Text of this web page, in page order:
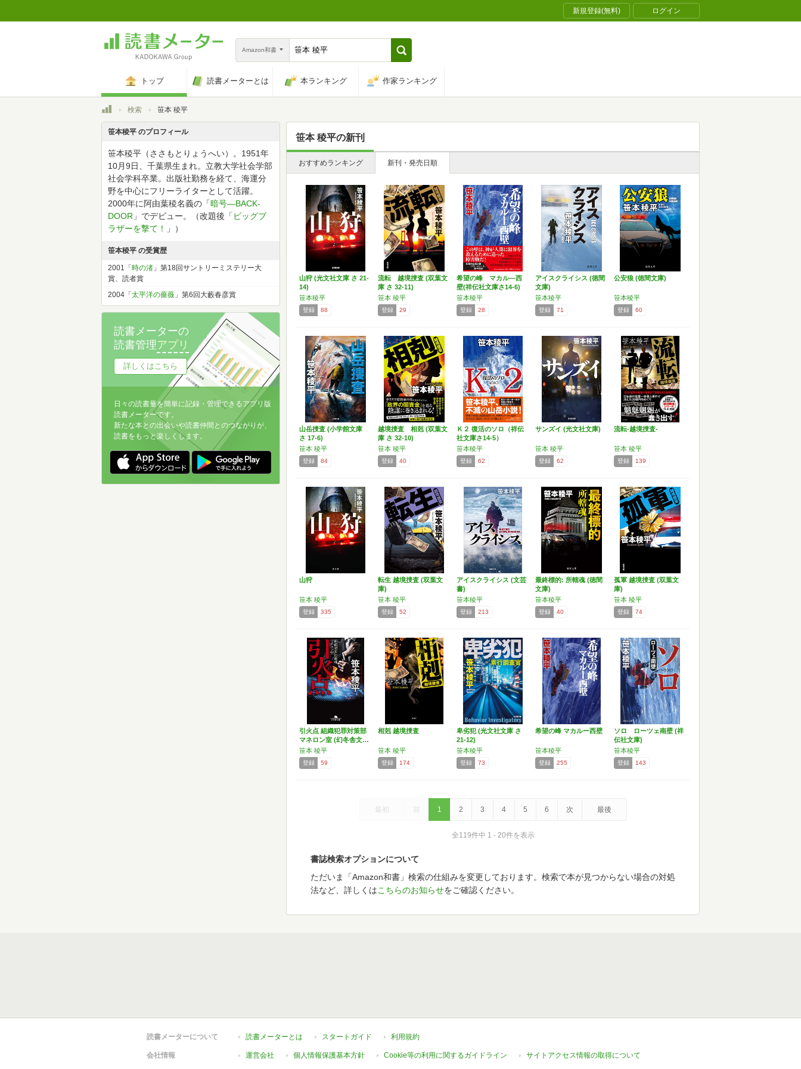
新規登録(無料) ログイン
Amazon和書
トップ 読書メーターとは 本ランキング 作家ランキング
トップ検索 笹本 稜平
笹本 稜平の新刊
おすすめランキング 新刊・発売日順
山狩 (光文社文庫 さ 21-
14)
笹本稜平
登録 88
流転 越境捜査 (双葉文
庫 さ 32-11)
笹本 稜平
登録 29
希望の峰 マカル―西
壁(祥伝社文庫さ14-6)
笹本稜平
登録 28
アイスクライシス (徳間
文庫)
笹本稜平
登録 71
公安狼 (徳間文庫)
笹本稜平
登録 60
山岳捜査 (小学館文庫
さ 17-6)
笹本 稜平
登録 84
越境捜査 相剋 (双葉文
庫 さ 32-10)
笹本 稜平
登録 40
Ｋ２ 復活のソロ（祥伝
社文庫さ14-5）
笹本稜平
登録 62
サンズイ (光文社文庫)
笹本 稜平
登録 62
流転-越境捜査-
笹本 稜平
登録 139
山狩
笹本 稜平
登録 335
転生 越境捜査 (双葉文
庫)
笹本 稜平
登録 52
アイスクライシス (文芸
書)
笹本稜平
登録 213
最終標的: 所轄魂 (徳間
文庫)
笹本稜平
登録 40
孤軍 越境捜査 (双葉文
庫)
笹本 稜平
登録 74
引火点 組織犯罪対策部
マネロン室 (幻冬舎文…
笹本 稜平
登録 59
相剋 越境捜査
笹本 稜平
登録 174
卑劣犯 (光文社文庫 さ
21-12)
笹本稜平
登録 73
希望の峰 マカルー西壁
笹本稜平
登録 255
ソロ ローツェ南壁 (祥
伝社文庫)
笹本稜平
登録 143
最初 前 1 2 3 4 5 6 次 最後
全119件中 1 - 20件を表示
書誌検索オプションについて
ただいま「Amazon和書」検索の仕組みを変更しております。検索で本が見つからない場合の対処
法など、詳しくはこちらのお知らせをご確認ください。
笹本稜平 のプロフィール
笹本稜平（ささもとりょうへい）。1951年
10月9日、千葉県生まれ。立教大学社会学部
社会学科卒業。出版社勤務を経て、海運分
野を中心にフリーライターとして活躍。
2000年に阿由葉稜名義の「暗号―BACK‐
DOOR 」でデビュー。（改題後「 ビッグブ
ラザーを撃て！
」）
笹本稜平 の受賞歴
2001「 時の渚 」第18回サントリーミステリー大
賞、読者賞
2004「 太平洋の薔薇 」第6回大藪春彦賞
読書メーターの
読書管理アプリ
詳しくはこちら
日々の読書量を簡単に記録・管理できるアプリ版
読書メーターです。
新たな本との出会いや読書仲間とのつながりが、
読書をもっと楽しくします。
読書メーターについて 読書メーターとは スタートガイド 利用規約
会社情報 運営会社 個人情報保護基本方針 Cookie等の利用に関するガイドライン サイトアクセス情報の取得について